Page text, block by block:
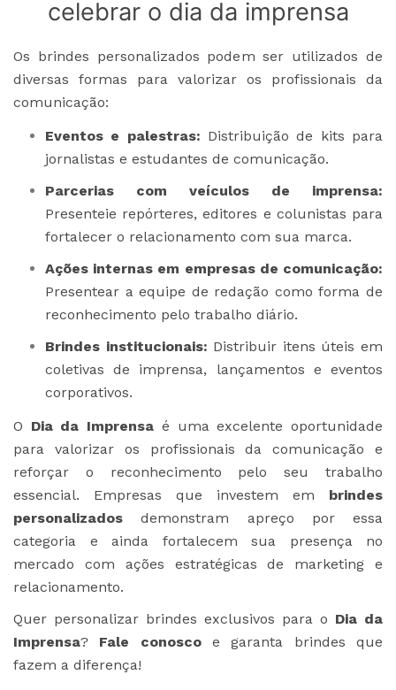
celebrar o dia da imprensa
Os brindes personalizados podem ser utilizados de
diversas formas para valorizar os profissionais da
comunicação:
Eventos e palestras: Distribuição de kits para
jornalistas e estudantes de comunicação.
Parcerias com veículos de imprensa:
Presenteie repórteres, editores e colunistas para
fortalecer o relacionamento com sua marca.
Ações internas em empresas de comunicação:
Presentear a equipe de redação como forma de
reconhecimento pelo trabalho diário.
Brindes institucionais: Distribuir itens úteis em
coletivas de imprensa, lançamentos e eventos
corporativos.
O Dia da Imprensa é uma excelente oportunidade
para valorizar os profissionais da comunicação e
reforçar o reconhecimento pelo seu trabalho
essencial. Empresas que investem em brindes
personalizados demonstram apreço por essa
categoria e ainda fortalecem sua presença no
mercado com ações estratégicas de marketing e
relacionamento.
Quer personalizar brindes exclusivos para o Dia da
Imprensa? Fale conoscoe garanta brindes que
fazem a diferença!